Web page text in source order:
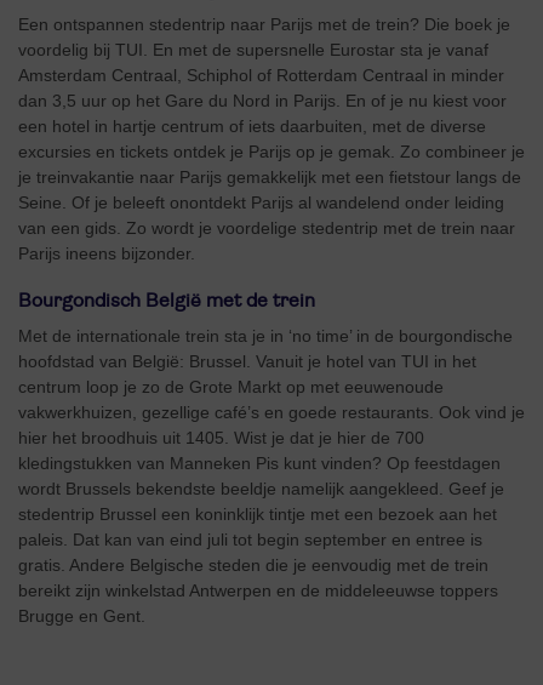
Een ontspannen stedentrip naar Parijs met de trein? Die boek je
voordelig bij TUI. En met de supersnelle Eurostar sta je vanaf
Amsterdam Centraal, Schiphol of Rotterdam Centraal in minder
dan 3,5 uur op het Gare du Nord in Parijs. En of je nu kiest voor
een hotel in hartje centrum of iets daarbuiten, met de diverse
excursies en tickets ontdek je Parijs op je gemak. Zo combineer je
je treinvakantie naar Parijs gemakkelijk met een fietstour langs de
Seine. Of je beleeft onontdekt Parijs al wandelend onder leiding
van een gids. Zo wordt je voordelige stedentrip met de trein naar
Parijs ineens bijzonder.
Bourgondisch België met de trein
Met de internationale trein sta je in ‘no time’ in de bourgondische
hoofdstad van België: Brussel. Vanuit je hotel van TUI in het
centrum loop je zo de Grote Markt op met eeuwenoude
vakwerkhuizen, gezellige café’s en goede restaurants. Ook vind je
hier het broodhuis uit 1405. Wist je dat je hier de 700
kledingstukken van Manneken Pis kunt vinden? Op feestdagen
wordt Brussels bekendste beeldje namelijk aangekleed. Geef je
stedentrip Brussel een koninklijk tintje met een bezoek aan het
paleis. Dat kan van eind juli tot begin september en entree is
gratis. Andere Belgische steden die je eenvoudig met de trein
bereikt zijn winkelstad Antwerpen en de middeleeuwse toppers
Brugge en Gent.